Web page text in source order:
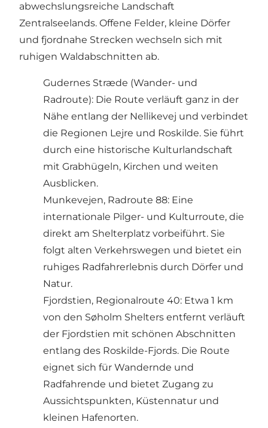
abwechslungsreiche Landschaft
Zentralseelands. Offene Felder, kleine Dörfer
und fjordnahe Strecken wechseln sich mit
ruhigen Waldabschnitten ab.
Gudernes Stræde (Wander- und
Radroute): Die Route verläuft ganz in der
Nähe entlang der Nellikevej und verbindet
die Regionen Lejre und Roskilde. Sie führt
durch eine historische Kulturlandschaft
mit Grabhügeln, Kirchen und weiten
Ausblicken.
Munkevejen, Radroute 88: Eine
internationale Pilger- und Kulturroute, die
direkt am Shelterplatz vorbeiführt. Sie
folgt alten Verkehrswegen und bietet ein
ruhiges Radfahrerlebnis durch Dörfer und
Natur.
Fjordstien, Regionalroute 40: Etwa 1 km
von den Søholm Shelters entfernt verläuft
der Fjordstien mit schönen Abschnitten
entlang des Roskilde-Fjords. Die Route
eignet sich für Wandernde und
Radfahrende und bietet Zugang zu
Aussichtspunkten, Küstennatur und
kleinen Hafenorten.